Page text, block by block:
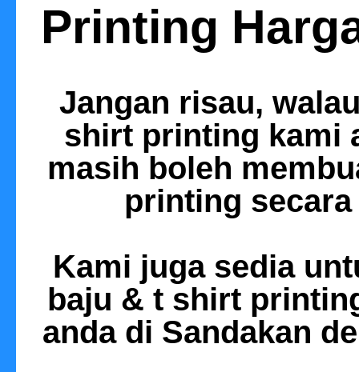
Printing
Jangan risau,
shirt printing kami
masih boleh
printing
Kami juga sedia
baju & t shirt
anda di Sandakan